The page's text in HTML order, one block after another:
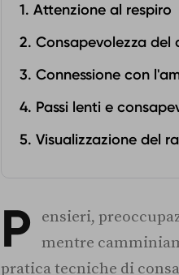
1. Attenzione al respiro
2. Consapevolezza del
3. Connessione con
4. Passi lenti e
5. Visualizzazione del
P
ensieri,
mentre
pratica tecniche di